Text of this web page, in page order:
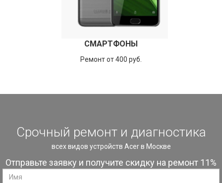
СМАРТФОНЫ
Ремонт от 400 руб.
Срочный ремонт и диагностика
всех видов устройств Acer в Москве
Отправьте заявку и получите скидку на ремонт 11%